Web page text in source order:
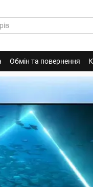
Обмін та повернення